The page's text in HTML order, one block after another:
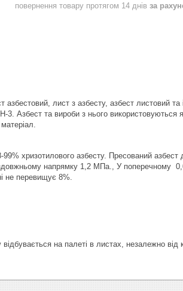
повернення товару протягом 14 днів за
азбестовий, лист з азбесту, азбест листовий
Азбест та вироби з нього використовуються
99% хризотилового азбесту. Пресований
напрямку 1,2 МПа., У поперечному
не перевищує 8%.
на палеті в листах, незалежно від